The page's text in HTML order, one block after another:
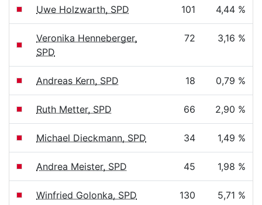
Uwe Holzwarth, SPD 101 4,44 %
Veronika Henneberger,
SPD
72 3,16 %
Andreas Kern, SPD 18 0,79 %
Ruth Metter, SPD 66 2,90 %
Michael Dieckmann, SPD 34 1,49 %
Andrea Meister, SPD 45 1,98 %
Winfried Golonka, SPD 130 5,71 %